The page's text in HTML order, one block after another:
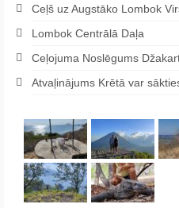
Ceļš uz Augstāko Lombok
Lombok Centrālā Daļa
Ceļojuma Noslēgums
Atvaļinājums Krētā var